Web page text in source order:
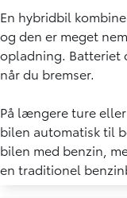
En hybridbil
og den er meget
opladning. Batteriet
når du bremser.
På længere ture
bilen automatisk til
bilen med benzin,
en traditionel